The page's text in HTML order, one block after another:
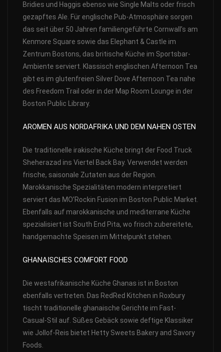
Bridies und Haggis ebenso wie Single Malts oder frisch
gezapftes Ale. Für englische Pub-Atmosphäre sorgen
das seit über 50 Jahren familiengeführte Cornwall’s am
Kenmore Square sowie das Elephant & Castle im
Zentrum Bostons, das britische Küche im Sportsbar-
Ambiente serviert. Klassisch englischen Afternoon Tea
gibt es im glutenfreien Silver Dove Afternoon Tea nahe
des Freedom Trail oder in der Map Room Lounge in der
Boston Public Library.
AROMEN AUS NORDAFRIKA UND DEM NAHEN OSTEN
Die traditionelle irakische Küche bringt der Food Truck
Sheherazad ins Viertel Back Bay. Verwendet werden
frische, saisonale Zutaten aus der Region.
Marokkanische Spezialitäten modern interpretiert
serviert das MO’Rockin Fusion im Boston Public Market.
Ebenfalls auf marokkanische und mediterrane Küche
spezialisiert ist South End Pita, wo frisch zubereitete,
handgemachte Speisen im Mittelpunkt stehen.
GHANAISCHES COMFORT FOOD
Die westafrikanische Küche Ghanas ist in Boston
ebenfalls vertreten. Das RedRed Kitchen in Roxbury
tischt traditionelle ghanaische Gerichte im Fast-
Casual-Stil auf. Süßes Gebäck sowie deftige Klassiker
wie Jollof-Reis bietet Hetty Sweets Bakery and Savory
Foods.